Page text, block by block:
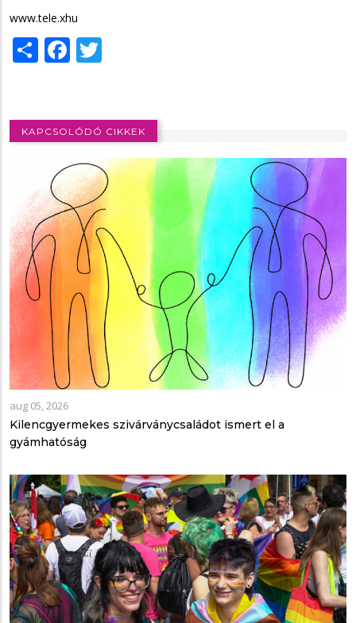
www.tele.xhu
ShareFacebook
KAPCSOLÓDÓ CIKKEK
aug 05, 2026
Kilencgyermekes szivárványcsaládot ismert el a
gyámhatóság